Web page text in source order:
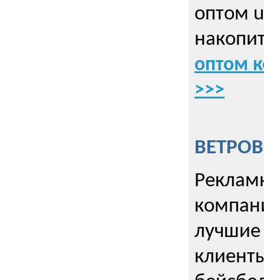
оптом
оптом
>>>